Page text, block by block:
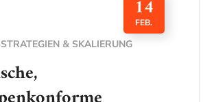
14
FEB.
& SKALIERUNG